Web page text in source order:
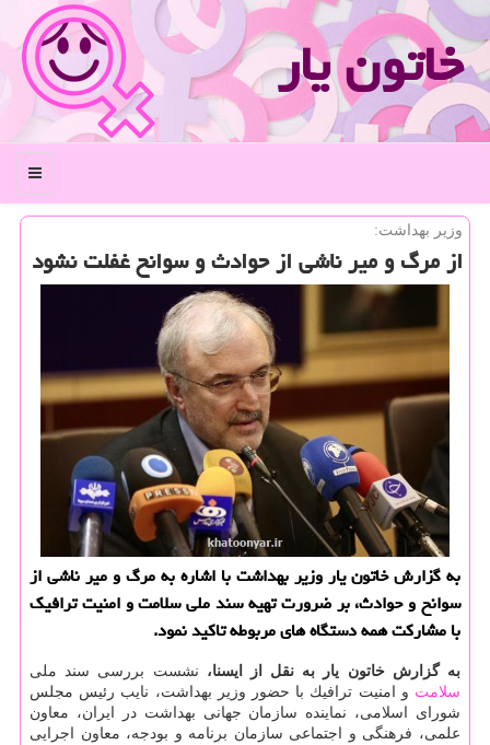
خاتون یار
منو
وزیر بهداشت:
از مرگ و میر ناشی از حوادث و سوانح غفلت نشود
به گزارش خاتون یار وزیر بهداشت با اشاره به مرگ و میر ناشی از
سوانح و حوادث، بر ضرورت تهیه سند ملی سلامت و امنیت ترافیك
با مشاركت همه دستگاه های مربوطه تاكید نمود.
به گزارش خاتون یار به نقل از ایسنا، نشست بررسی سند ملی
سلامت و امنیت ترافیك با حضور وزیر بهداشت، نایب رئیس مجلس
شورای اسلامی، نماینده سازمان جهانی بهداشت در ایران، معاون
علمی، فرهنگی و اجتماعی سازمان برنامه و بودجه، معاون اجرایی